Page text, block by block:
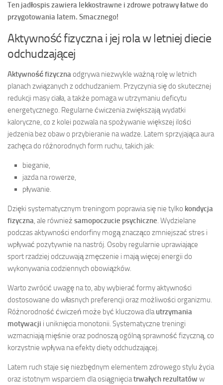
Ten jadłospis zawiera lekkostrawne i zdrowe potrawy łatwe do
przygotowania latem. Smacznego!
Aktywność fizyczna i jej rola w letniej diecie
odchudzającej
Aktywność fizycznaodgrywa niezwykle ważną rolę w letnich
planach związanych z odchudzaniem. Przyczynia się do skutecznej
redukcji masy ciała, a także pomaga w utrzymaniu deficytu
energetycznego. Regularne ćwiczenia zwiększają wydatki
kaloryczne, co z kolei pozwala na spożywanie większej ilości
jedzenia bez obaw o przybieranie na wadze. Latem sprzyjająca aura
zachęca do różnorodnych form ruchu, takich jak:
bieganie,
jazda na rowerze,
pływanie.
Dzięki systematycznym treningom poprawia się nie tylko kondycja
fizyczna, ale również samopoczucie psychiczne. Wydzielane
podczas aktywności endorfiny mogą znacząco zmniejszać stres i
wpływać pozytywnie na nastrój. Osoby regularnie uprawiające
sport rzadziej odczuwają zmęczenie i mają więcej energii do
wykonywania codziennych obowiązków.
Warto zwrócić uwagę na to, aby wybierać formy aktywności
dostosowane do własnych preferencji oraz możliwości organizmu.
Różnorodność ćwiczeń może być kluczowa dlautrzymania
motywacji i uniknięcia monotonii. Systematyczne treningi
wzmacniają mięśnie oraz podnoszą ogólną sprawność fizyczną, co
korzystnie wpływa na efekty diety odchudzającej.
Latem ruch staje się niezbędnym elementem zdrowego stylu życia
oraz istotnym wsparciem dla osiągnięciatrwałych rezultatów w